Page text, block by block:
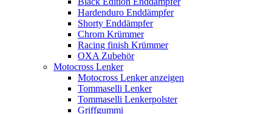
Hardenduro Enddämpfer
Shorty Enddämpfer
Chrom Krümmer
Racing finish Krümmer
OXA Zubehör
Motocross Lenker
Motocross Lenker anzeigen
Tommaselli Lenker
Tommaselli Lenkerpolster
Griffgummi